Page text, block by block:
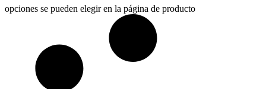
opciones se pueden elegir en la página de producto